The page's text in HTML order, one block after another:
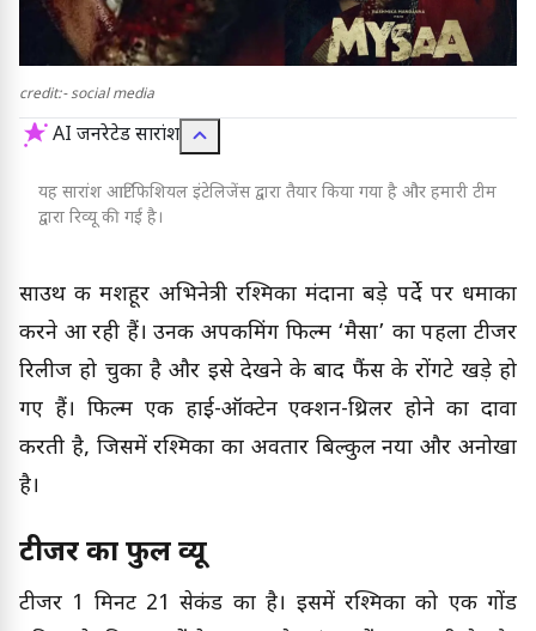
credit:- social media
AI जनरेटेड सारांश
यह सारांश आर्टिफिशियल इंटेलिजेंस द्वारा तैयार किया गया है और हमारी टीम
द्वारा रिव्यू की गई है।
साउथ की मशहूर अभिनेत्री रश्मिका मंदाना बड़े पर्दे पर धमाका
करने आ रही हैं। उनकी अपकमिंग फिल्म ‘मैसा’ का पहला टीजर
रिलीज हो चुका है और इसे देखने के बाद फैंस के रोंगटे खड़े हो
गए हैं। फिल्म एक हाई-ऑक्टेन एक्शन-थ्रिलर होने का दावा
करती है, जिसमें रश्मिका का अवतार बिल्कुल नया और अनोखा
है।
टीजर का फुल व्यू
टीजर 1 मिनट 21 सेकंड का है। इसमें रश्मिका को एक गोंड